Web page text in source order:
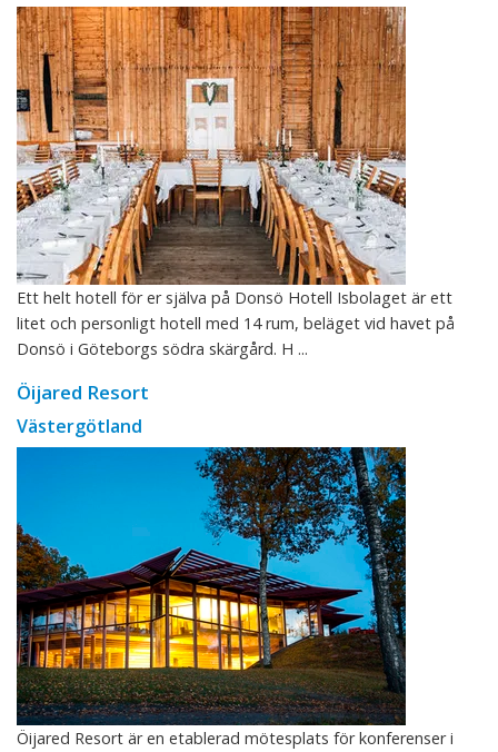
Ett helt hotell för er själva på Donsö Hotell Isbolaget är ett
litet och personligt hotell med 14 rum, beläget vid havet på
Donsö i Göteborgs södra skärgård. H ...
Öijared Resort
Västergötland
Öijared Resort är en etablerad mötesplats för konferenser i